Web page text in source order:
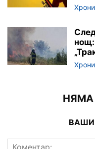
нощ:
НЯМА